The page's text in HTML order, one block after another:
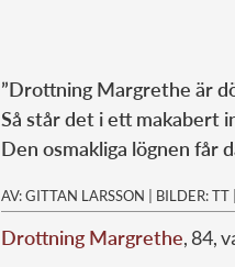
”Drottning Margrethe är
Så står det i ett makabert
Den osmakliga lögnen får
AV: GITTAN LARSSON | BILDER: TT |
Drottning Margrethe, 84,